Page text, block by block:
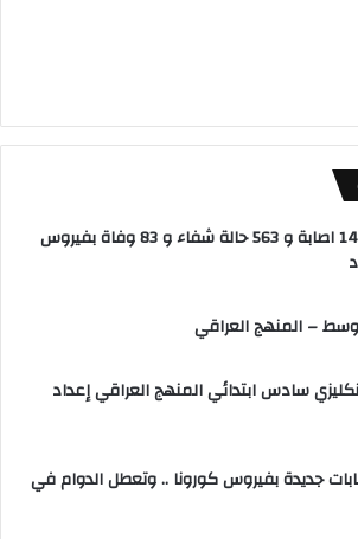
الصحة تعلن تسجيل 1463 اصابة و 563 حالة شفاء و 83 وفاة بفيروس
– المنهج العراقي
سادس ابتدائي المنهج العراقي إعداد
تعلن تسجيل 6 اصابات جديدة بفيروس كورونا .. وتعطل الدوام في